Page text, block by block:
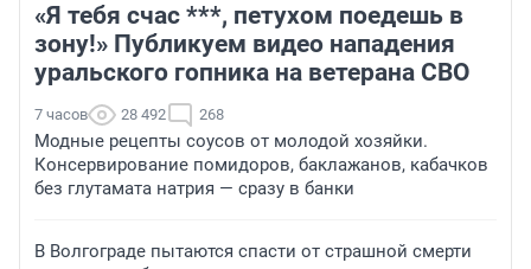
«Я тебя счас ***, петухом поедешь в
зону!» Публикуем видео нападения
уральского гопника на ветерана СВО
7 часов 28 492 268
Модные рецепты соусов от молодой хозяйки.
Консервирование помидоров, баклажанов, кабачков
без глутамата натрия — сразу в банки
В Волгограде пытаются спасти от страшной смерти